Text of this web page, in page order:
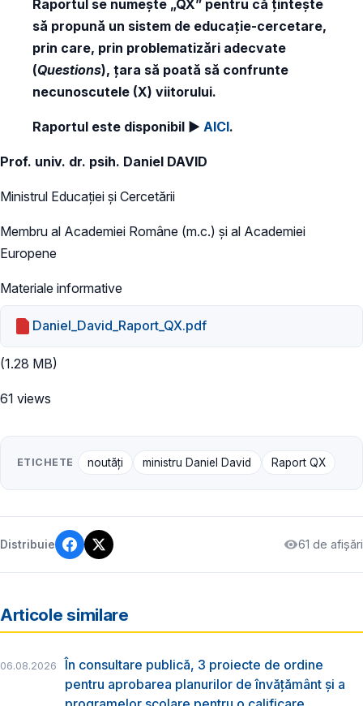
Raportul se numește „QX” pentru că țintește
să propună un sistem de educație-cercetare,
prin care, prin problematizări adecvate
(Questions), țara să poată să confrunte
necunoscutele (X) viitorului.
Raportul este disponibil ► AICI.
Prof. univ. dr. psih. Daniel DAVID
Ministrul Educației și Cercetării
Membru al Academiei Române (m.c.) și al Academiei
Europene
Materiale informative
Daniel_David_Raport_QX.pdf
(1.28 MB)
61 views
ETICHETE noutăți ministru Daniel David Raport QX
Distribuie 61 de afișări
Articole similare
06.08.2026
În consultare publică, 3 proiecte de ordine
pentru aprobarea planurilor de învățământ și a